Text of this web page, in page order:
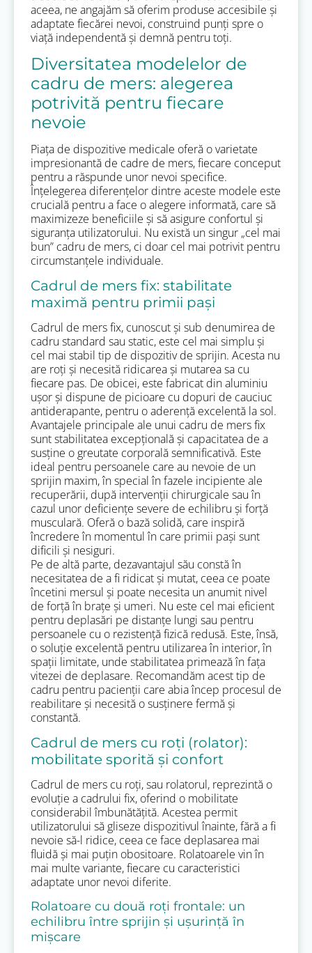
aceea, ne angajăm să oferim produse accesibile și
adaptate fiecărei nevoi, construind punți spre o
viață independentă și demnă pentru toți.
Diversitatea modelelor de
cadru de mers: alegerea
potrivită pentru fiecare
nevoie
Piața de dispozitive medicale oferă o varietate
impresionantă de cadre de mers, fiecare conceput
pentru a răspunde unor nevoi specifice.
Înțelegerea diferențelor dintre aceste modele este
crucială pentru a face o alegere informată, care să
maximizeze beneficiile și să asigure confortul și
siguranța utilizatorului. Nu există un singur „cel mai
bun” cadru de mers, ci doar cel mai potrivit pentru
circumstanțele individuale.
Cadrul de mers fix: stabilitate
maximă pentru primii pași
Cadrul de mers fix, cunoscut și sub denumirea de
cadru standard sau static, este cel mai simplu și
cel mai stabil tip de dispozitiv de sprijin. Acesta nu
are roți și necesită ridicarea și mutarea sa cu
fiecare pas. De obicei, este fabricat din aluminiu
ușor și dispune de picioare cu dopuri de cauciuc
antiderapante, pentru o aderență excelentă la sol.
Avantajele principale ale unui cadru de mers fix
sunt stabilitatea excepțională și capacitatea de a
susține o greutate corporală semnificativă. Este
ideal pentru persoanele care au nevoie de un
sprijin maxim, în special în fazele incipiente ale
recuperării, după intervenții chirurgicale sau în
cazul unor deficiențe severe de echilibru și forță
musculară. Oferă o bază solidă, care inspiră
încredere în momentul în care primii pași sunt
dificili și nesiguri.
Pe de altă parte, dezavantajul său constă în
necesitatea de a fi ridicat și mutat, ceea ce poate
încetini mersul și poate necesita un anumit nivel
de forță în brațe și umeri. Nu este cel mai eficient
pentru deplasări pe distanțe lungi sau pentru
persoanele cu o rezistență fizică redusă. Este, însă,
o soluție excelentă pentru utilizarea în interior, în
spații limitate, unde stabilitatea primează în fața
vitezei de deplasare. Recomandăm acest tip de
cadru pentru pacienții care abia încep procesul de
reabilitare și necesită o susținere fermă și
constantă.
Cadrul de mers cu roți (rolator):
mobilitate sporită și confort
Cadrul de mers cu roți, sau rolatorul, reprezintă o
evoluție a cadrului fix, oferind o mobilitate
considerabil îmbunătățită. Acestea permit
utilizatorului să gliseze dispozitivul înainte, fără a fi
nevoie să-l ridice, ceea ce face deplasarea mai
fluidă și mai puțin obositoare. Rolatoarele vin în
mai multe variante, fiecare cu caracteristici
adaptate unor nevoi diferite.
Rolatoare cu două roți frontale: un
echilibru între sprijin și ușurință în
mișcare